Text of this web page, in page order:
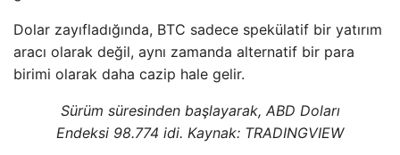
Dolar zayıfladığında, BTC sadece spekülatif bir yatırım
aracı olarak değil, aynı zamanda alternatif bir para
birimi olarak daha cazip hale gelir.
Sürüm süresinden başlayarak, ABD Doları
Endeksi 98.774 idi. Kaynak: TRADINGVIEW